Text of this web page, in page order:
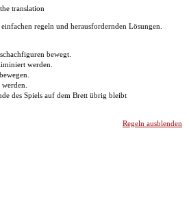
translation
regeln und herausfordernden Lösungen.
bewegt.
werden.
des Spiels auf dem Brett übrig bleibt
Regeln ausblenden